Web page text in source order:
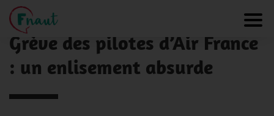
Panneau de gestion des cookies
NOS ACTUALITÉS
Grève des pilotes d’Air France
: un enlisement absurde